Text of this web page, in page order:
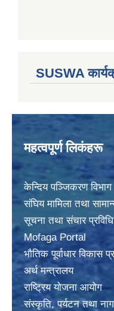
SUSWA
महत्वपूर्ण लिकंहरू
केन्दिय पञ्जिकरण विभाग
संघिय मामिला तथा
सूचना तथा संचार
Mofaga Portal
भाैतिक पूर्वाधार विकास
अर्थ मन्त्रालय
राष्ट्रिय योजना आयोग
संस्कृति, पर्यटन तथा